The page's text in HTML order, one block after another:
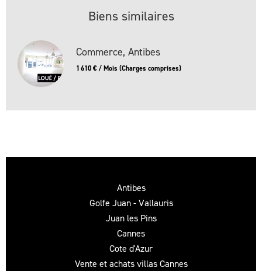
Biens similaires
Commerce, Antibes
1 610 € / Mois (Charges comprises)
Antibes
Golfe Juan - Vallauris
Juan les Pins
Cannes
Cote d'Azur
Vente et achats villas Cannes